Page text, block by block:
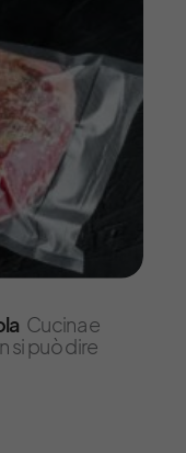
Cucina e
si può dire